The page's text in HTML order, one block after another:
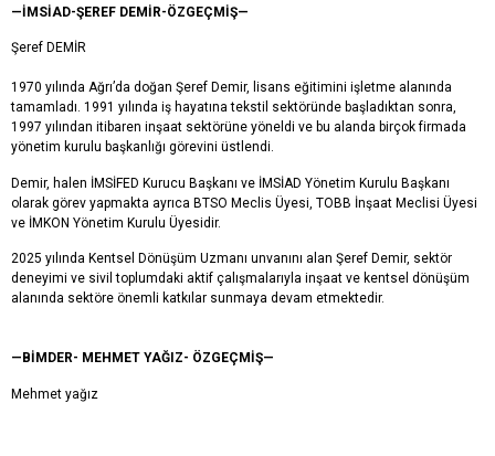
—İMSİAD-ŞEREF DEMİR-ÖZGEÇMİŞ—
Şeref DEMİR
1970 yılında Ağrı’da doğan Şeref Demir, lisans eğitimini işletme alanında
tamamladı. 1991 yılında iş hayatına tekstil sektöründe başladıktan sonra,
1997 yılından itibaren inşaat sektörüne yöneldi ve bu alanda birçok firmada
yönetim kurulu başkanlığı görevini üstlendi.
Demir, halen İMSİFED Kurucu Başkanı ve İMSİAD Yönetim Kurulu Başkanı
olarak görev yapmakta ayrıca BTSO Meclis Üyesi, TOBB İnşaat Meclisi Üyesi
ve İMKON Yönetim Kurulu Üyesidir.
2025 yılında Kentsel Dönüşüm Uzmanı unvanını alan Şeref Demir, sektör
deneyimi ve sivil toplumdaki aktif çalışmalarıyla inşaat ve kentsel dönüşüm
alanında sektöre önemli katkılar sunmaya devam etmektedir.
—BİMDER- MEHMET YAĞIZ- ÖZGEÇMİŞ—
Mehmet yağız